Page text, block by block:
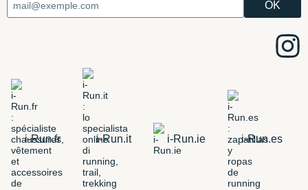
i-Run.fr i-Run.it i-Run.ie i-Run.es